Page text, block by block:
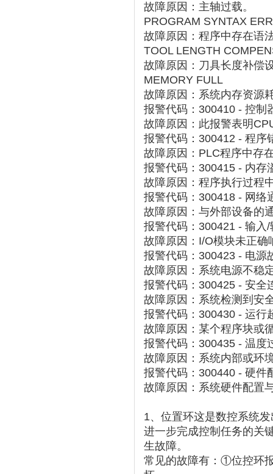
故障原因：主轴过载。
PROGRAM SYNTAX
故障原因：程序中存在语
TOOL LENGTH
故障原因：刀具长度补偿
MEMORY FULL
故障原因：系统内存资源
报警代码：300410 - 控制
故障原因：此报警表明
报警代码：300412 - 程序
故障原因：PLC程序中存
报警代码：300415 - 内存
故障原因：程序执行过程
报警代码：300418 - 网络
故障原因：与外部设备的
报警代码：300421 - 输入
故障原因：I/O模块未正确
报警代码：300423 - 电源
故障原因：系统电源不稳
报警代码：300425 - 安全
故障原因：系统检测到安
报警代码：300430 - 运行
故障原因：某个程序块或
报警代码：300435 - 温度
故障原因：系统内部或环
报警代码：300440 - 硬件
故障原因：系统硬件配置
1、位置环这是数控系统
进一步完成控制任务的关
生故障。
常见的故障有：①位控环